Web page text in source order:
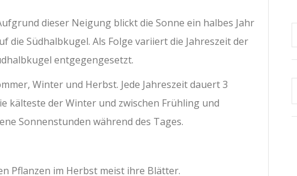
dieser Neigung blickt die Sonne ein halbes Jahr
Südhalbkugel. Als Folge variiert die Jahreszeit der
entgegengesetzt.
Winter und Herbst. Jede Jahreszeit dauert 3
kälteste der Winter und zwischen Frühling und
Sonnenstunden während des Tages.
Pflanzen im Herbst meist ihre Blätter.